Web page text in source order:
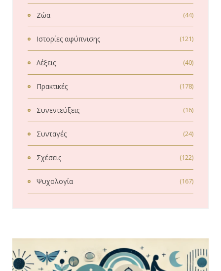
Ζώα (44)
Ιστορίες αφύπνισης (121)
Λέξεις (40)
Πρακτικές (178)
Συνεντεύξεις (16)
Συνταγές (24)
Σχέσεις (122)
Ψυχολογία (167)